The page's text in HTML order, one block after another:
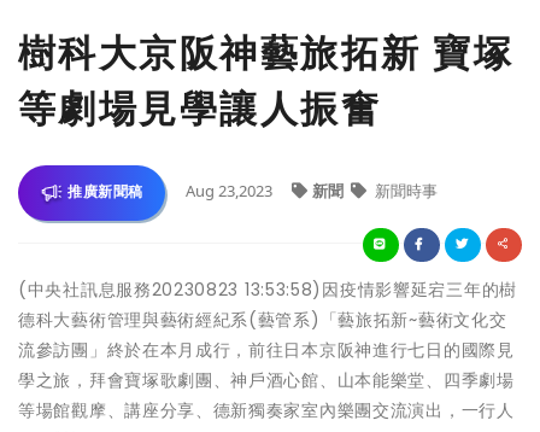
樹科大京阪神藝旅拓新 寶塚
等劇場見學讓人振奮
推廣新聞稿 Aug 23,2023 新聞 新聞時事
(中央社訊息服務20230823 13:53:58)因疫情影響延宕三年的樹
德科大藝術管理與藝術經紀系(藝管系)「藝旅拓新~藝術文化交
流參訪團」終於在本月成行，前往日本京阪神進行七日的國際見
學之旅，拜會寶塚歌劇團、神戶酒心館、山本能樂堂、四季劇場
等場館觀摩、講座分享、德新獨奏家室內樂團交流演出，一行人